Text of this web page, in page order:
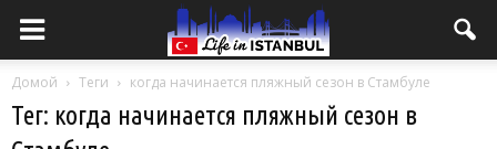
Домой Теги когда начинается пляжный сезон в Стамбуле
Тег: когда начинается пляжный сезон в